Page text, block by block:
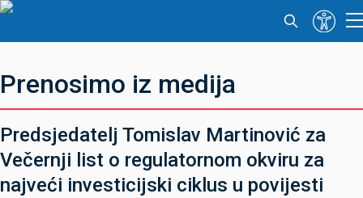
Prenosimo iz medija
Predsjedatelj Tomislav Martinović za
Večernji list o regulatornom okviru za
najveći investicijski ciklus u povijesti